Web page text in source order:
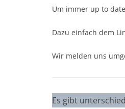
Um immer up to
Dazu einfach dem
Wir melden uns
Es gibt